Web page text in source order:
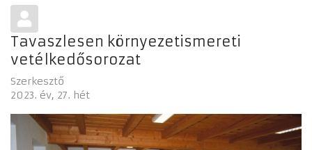
Tavaszlesen környezetismereti
vetélkedősorozat
Szerkesztő
2023. év 27. hét